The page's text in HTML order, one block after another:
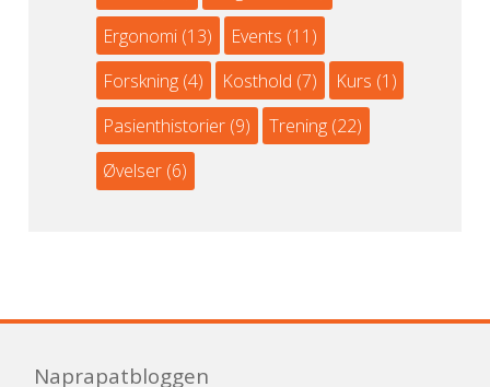
Ergonomi (13) Events (11)
Forskning (4) Kosthold (7) Kurs (1)
Pasienthistorier (9) Trening (22)
Øvelser (6)
Naprapatbloggen